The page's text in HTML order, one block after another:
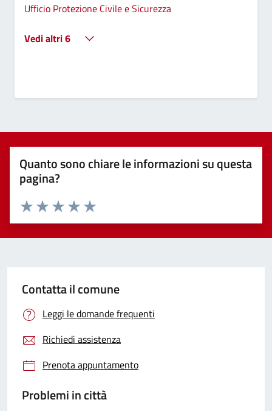
Ufficio Protezione Civile e Sicurezza
Vedi altri 6
Quanto sono chiare le informazioni su questa
pagina?
Valuta 5 stelle su 5
Valuta 4 stelle su 5
Valuta 3 stelle su 5
Valuta 2 stelle su 5
Valuta 1 stelle su 5
Contatta il comune
Leggi le domande frequenti
Richiedi assistenza
Prenota appuntamento
Problemi in città